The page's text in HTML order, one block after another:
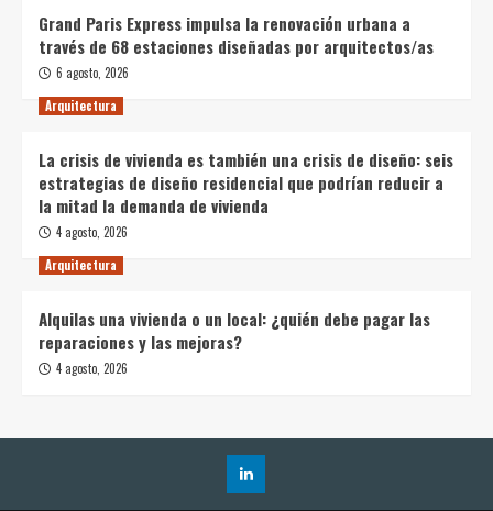
Grand Paris Express impulsa la renovación urbana a
través de 68 estaciones diseñadas por arquitectos/as
6 agosto, 2026
Arquitectura
La crisis de vivienda es también una crisis de diseño: seis
estrategias de diseño residencial que podrían reducir a
la mitad la demanda de vivienda
4 agosto, 2026
Arquitectura
Alquilas una vivienda o un local: ¿quién debe pagar las
reparaciones y las mejoras?
4 agosto, 2026